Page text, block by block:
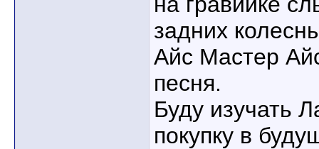
задних
Айс Мастер
песня.
Буду изучать
покупку в